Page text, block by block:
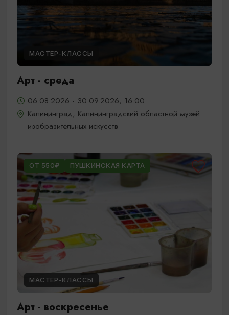
МАСТЕР-КЛАССЫ
Арт - среда
06.08.2026 - 30.09.2026, 16:00
Калининград, Калининградский областной музей
изобразительных искусств
ОТ 550₽ ПУШКИНСКАЯ КАРТА
МАСТЕР-КЛАССЫ
Арт - воскресенье